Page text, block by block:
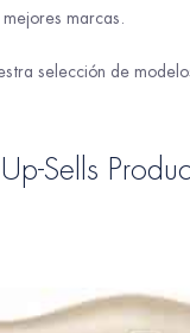
marcas.
selección de
Up-Sells